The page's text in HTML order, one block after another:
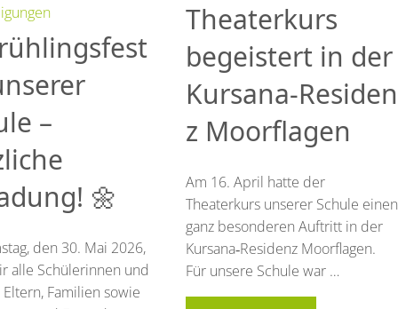
–
🌼
den 30. Mai 2026,
alle Schülerinnen und
Eltern, Familien sowie
Theaterkurs
begeistert in der
Kursana‑Residen
z Moorflagen
Am 16. April hatte der
Theaterkurs unserer Schule einen
ganz besonderen Auftritt in der
Kursana‑Residenz Moorflagen.
Für unsere Schule war …